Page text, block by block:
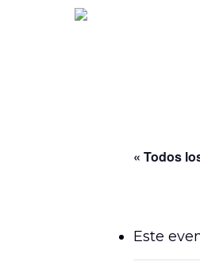
« Todos
Este